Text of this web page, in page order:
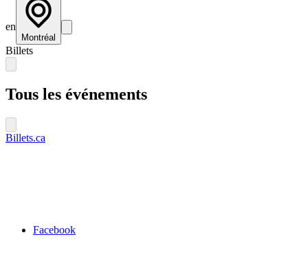
en
Montréal
Billets
Tous les événements
Billets.ca
Facebook